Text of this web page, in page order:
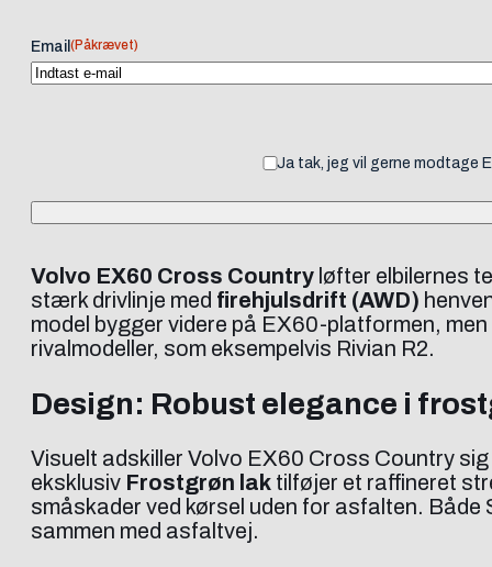
Email (Påkrævet)
Ja tak, jeg vil gerne modtage
Volvo EX60 Cross Country løfter elbilernes
stærk drivlinje med firehjulsdrift (AWD)
model bygger videre på EX60-platformen,
rivalmodeller, som eksempelvis Rivian R2.
Design: Robust elegance i
Visuelt adskiller Volvo EX60 Cross Country
eksklusiv Frostgrøn lak tilføjer et raffineret
småskader ved kørsel uden for asfalten.
sammen med asfaltvej.